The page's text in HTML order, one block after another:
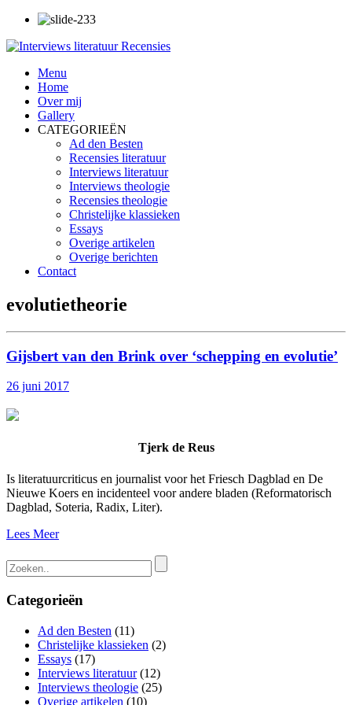
Menu
Home
Over mij
Gallery
CATEGORIEËN
Ad den Besten
Recensies literatuur
Interviews literatuur
Interviews theologie
Recensies theologie
Christelijke klassieken
Essays
Overige artikelen
Overige berichten
Contact
evolutietheorie
Gijsbert van den Brink over ‘schepping en evolutie’
26 juni 2017
Tjerk de Reus
Is literatuurcriticus en journalist voor het Friesch Dagblad en De
Nieuwe Koers en incidenteel voor andere bladen (Reformatorisch
Dagblad, Soteria, Radix, Liter).
Lees Meer
Categorieën
Ad den Besten (11)
Christelijke klassieken (2)
Essays (17)
Interviews literatuur(12)
Interviews theologie (25)
Overige artikelen (10)